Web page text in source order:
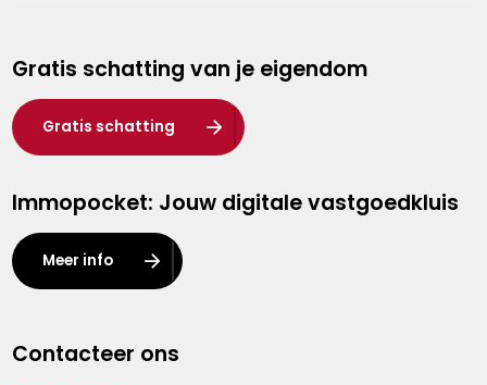
Hasselt
Heist-op-den-Berg
Herentals
Kalmthout
Leuven
Lier
Gratis schatting van je eigendom
Gratis schatting
Immopocket: Jouw digitale vastgoedkluis
Meer info
Contacteer ons